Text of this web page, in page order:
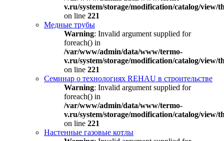
v.ru/system/storage/modification/catalog/view/
on line 221
Медные трубы
Warning: Invalid argument supplied for
foreach() in
/var/www/admin/data/www/termo-
v.ru/system/storage/modification/catalog/view/
on line 221
Семинар о технологиях REHAU в строительстве
Warning: Invalid argument supplied for
foreach() in
/var/www/admin/data/www/termo-
v.ru/system/storage/modification/catalog/view/
on line 221
Настенные газовые котлы